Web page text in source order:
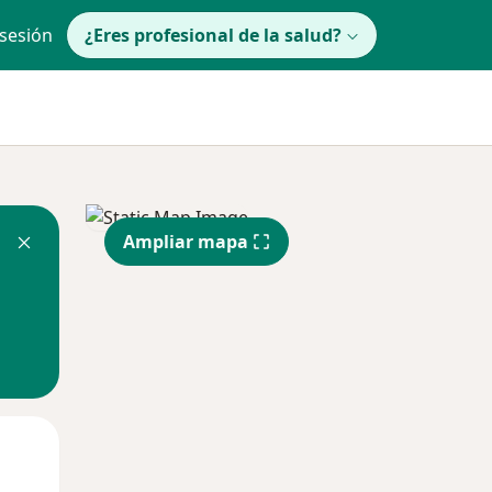
¿Eres profesional de la salud?
Ampliar mapa